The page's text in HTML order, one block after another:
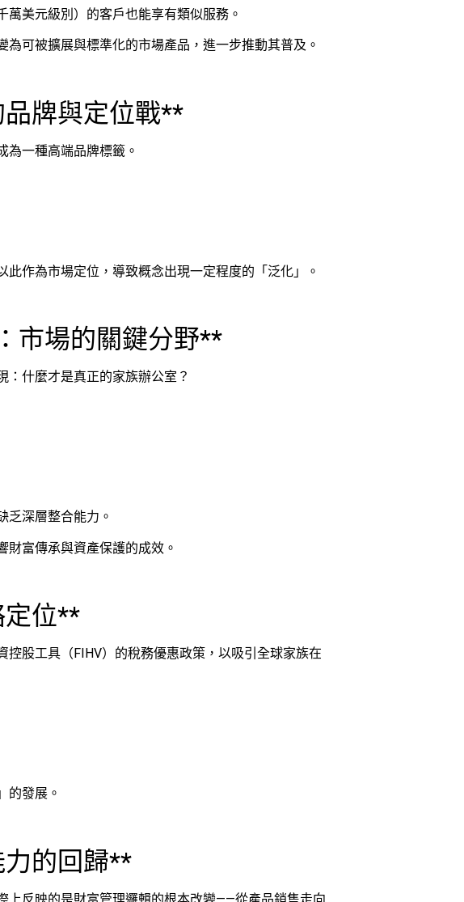
美元級別）的客戶也能享有類似服務。
可被擴展與標準化的市場產品，進一步推動其普及。
牌與定位戰**
為一種高端品牌標籤。
作為市場定位，導致概念出現一定程度的「泛化」。
市場的關鍵分野**
：什麼才是真正的家族辦公室？
乏深層整合能力。
富傳承與資產保護的成效。
定位**
股工具（FIHV）的稅務優惠政策，以吸引全球家族在
的發展。
的回歸**